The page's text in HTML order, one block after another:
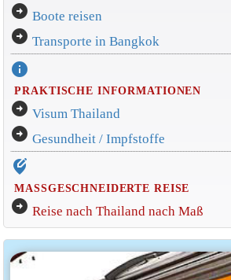
arrow_circle_right Boote reisen
arrow_circle_right Transporte in Bangkok
info
PRAKTISCHE INFORMATIONEN
arrow_circle_right Visum Thailand
arrow_circle_right Gesundheit / Impfstoffe
edit_location_alt
MASSGESCHNEIDERTE REISE
arrow_circle_right Reise nach Thailand nach Maß